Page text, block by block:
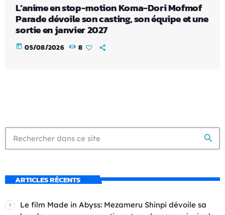
L’anime en stop-motion Koma-Dori Mofmof
Parade dévoile son casting, son équipe et une
sortie en janvier 2027
today 05/08/2026 8
search
ARTICLES RÉCENTS
Le film Made in Abyss: Mezameru Shinpi dévoile sa